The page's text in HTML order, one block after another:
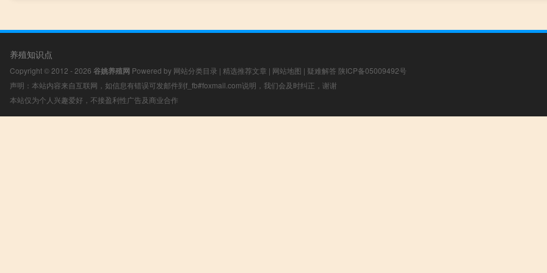
养殖知识点
Copyright © 2012 - 2026 谷姚养殖网 Powered by 网站分类目录 | 精选推荐文章 | 网站地图 | 疑难解答 陕ICP备05009492号
声明：本站内容来自互联网，如信息有错误可发邮件到f_fb#foxmail.com说明，我们会及时纠正，谢谢
本站仅为个人兴趣爱好，不接盈利性广告及商业合作